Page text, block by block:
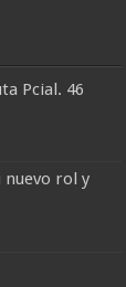
Pcial. 46
nuevo rol y